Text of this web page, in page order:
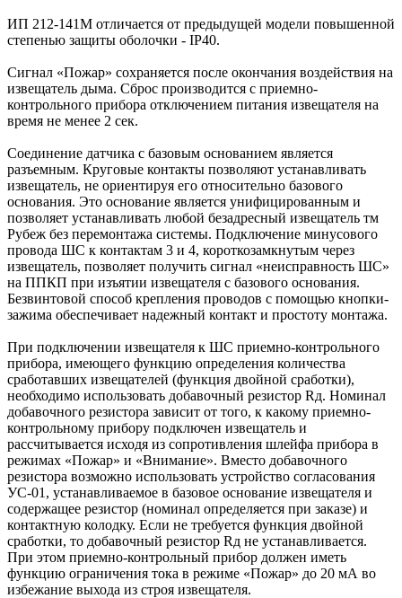
ИП 212-141М отличается от предыдущей модели повышенной
степенью защиты оболочки - IP40.
Сигнал «Пожар» сохраняется после окончания воздействия на
извещатель дыма. Сброс производится с приемно-
контрольного прибора отключением питания извещателя на
время не менее 2 сек.
Соединение датчика с базовым основанием является
разъемным. Круговые контакты позволяют устанавливать
извещатель, не ориентируя его относительно базового
основания. Это основание является унифицированным и
позволяет устанавливать любой безадресный извещатель тм
Рубеж без перемонтажа системы. Подключение минусового
провода ШС к контактам 3 и 4, короткозамкнутым через
извещатель, позволяет получить сигнал «неисправность ШС»
на ППКП при изъятии извещателя с базового основания.
Безвинтовой способ крепления проводов с помощью кнопки-
зажима обеспечивает надежный контакт и простоту монтажа.
При подключении извещателя к ШС приемно-контрольного
прибора, имеющего функцию определения количества
сработавших извещателей (функция двойной сработки),
необходимо использовать добавочный резистор Rд. Номинал
добавочного резистора зависит от того, к какому приемно-
контрольному прибору подключен извещатель и
рассчитывается исходя из сопротивления шлейфа прибора в
режимах «Пожар» и «Внимание». Вместо добавочного
резистора возможно использовать устройство согласования
УС-01, устанавливаемое в базовое основание извещателя и
содержащее резистор (номинал определяется при заказе) и
контактную колодку. Если не требуется функция двойной
сработки, то добавочный резистор Rд не устанавливается.
При этом приемно-контрольный прибор должен иметь
функцию ограничения тока в режиме «Пожар» до 20 мА во
избежание выхода из строя извещателя.